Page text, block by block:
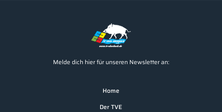
Melde dich hier für unseren Newsletter an:
Home
Der TVE